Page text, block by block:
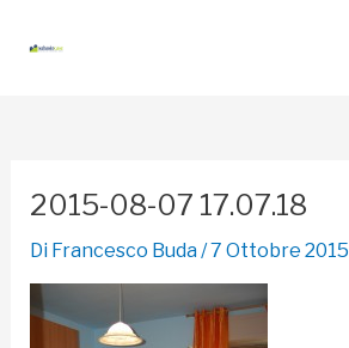
2015-08-07 17.07.18
Di Francesco Buda/7 Ottobre 2015